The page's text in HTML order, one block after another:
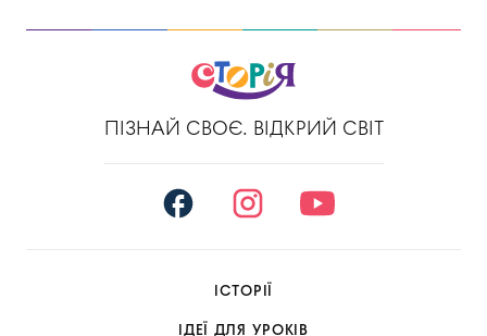
ПІЗНАЙ СВОЄ. ВІДКРИЙ СВІТ
ІСТОРІЇ
ІДЕЇ ДЛЯ УРОКІВ